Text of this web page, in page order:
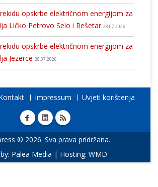
opskrbe električnom energijom za
Ličko Petrovo Selo i Rešetar 28.07.2026
opskrbe električnom energijom za
Jezerce 28.07.2026
Impressum Uvjeti korištenja
© 2026. Sva prava pridržana.
Palea Media | Hosting: WMD